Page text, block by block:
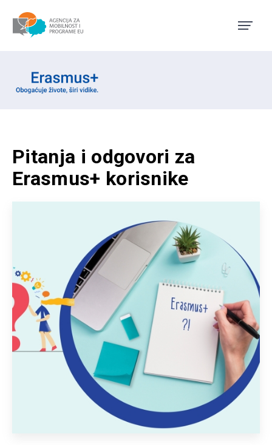
Pitanja i odgovori za
Erasmus+ korisnike